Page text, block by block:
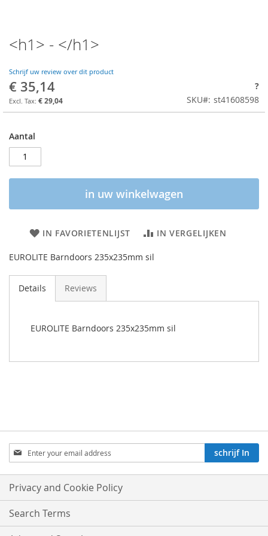
<h1> - </h1>
Schrijf uw review over dit product
€ 35,14
€ 29,04
?
SKU
st41608598
Aantal
in uw winkelwagen
IN FAVORIETENLIJST IN VERGELIJKEN
EUROLITE Barndoors 235x235mm sil
Details Reviews
EUROLITE Barndoors 235x235mm sil
Aboneren
op
onze
nieuwsbrief:
schrijf In
Privacy and Cookie Policy
Search Terms